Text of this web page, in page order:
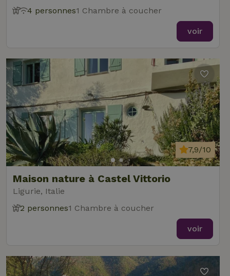
4 personnes1 Chambre à coucher
voir
Maison nature à Castel Vittorio
Ligurie, Italie
7,9/10
2 personnes1 Chambre à coucher
voir